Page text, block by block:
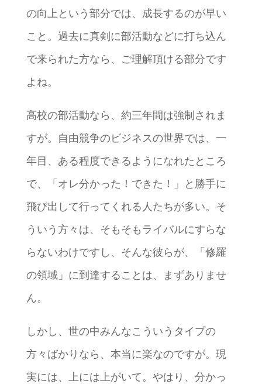
の向上という部分では、成長するのが早い
こと。過去に真剣に部活動などに打ち込ん
で来られた方なら、ご理解頂ける部分です
よね。
高校の部活動なら、約三年間は強制されま
すが。自由競争のビジネスの世界では、一
年目、ある程度できるようになれたところ
で、「オレ分かった！できた！」と勝手に
飛び出して行ってくれる人たちが多い。そ
ういう方々は、そもそもライバルにすらな
らないわけですし、そんな彼らが、「修羅
の領域」に到達することは、まずありませ
ん。
しかし、世の中みんなこういうタイプの
方々ばかりなら、本当に楽なのですが。現
実には、上には上がいて。やはり、分かっ